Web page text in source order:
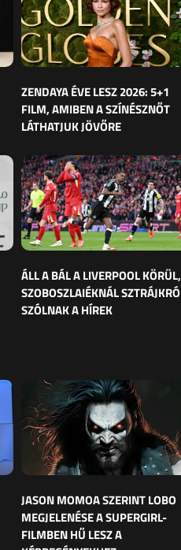
ZENDAYA ÉVE LESZ 2026: 5+1
FILM, AMIBEN A SZÍNÉSZNŐT
LÁTHATJUK JÖVŐRE
ÁLL A BÁL A LIVERPOOL KÖRÜL,
SZOBOSZLAIÉKNÁL
SZÓLNAK A HÍREK
JASON MOMOA SZERINT LOBO
MEGJELENÉSE A SUPERGIRL-
FILMBEN HŰ LESZ A